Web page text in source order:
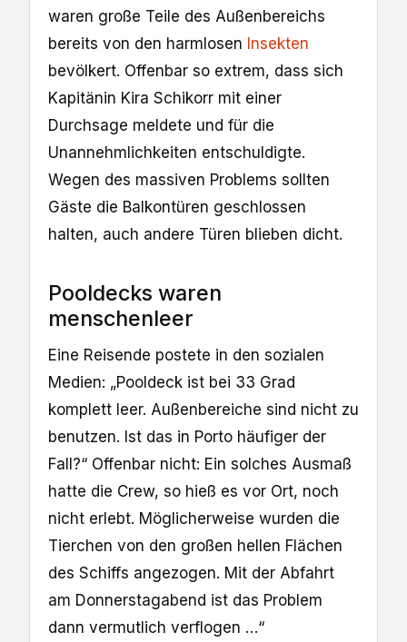
waren große Teile des Außenbereichs
bereits von den harmlosen Insekten
bevölkert. Offenbar so extrem, dass sich
Kapitänin Kira Schikorr mit einer
Durchsage meldete und für die
Unannehmlichkeiten entschuldigte.
Wegen des massiven Problems sollten
Gäste die Balkontüren geschlossen
halten, auch andere Türen blieben dicht.
Pooldecks waren
menschenleer
Eine Reisende postete in den sozialen
Medien: „Pooldeck ist bei 33 Grad
komplett leer. Außenbereiche sind nicht zu
benutzen. Ist das in Porto häufiger der
Fall?“ Offenbar nicht: Ein solches Ausmaß
hatte die Crew, so hieß es vor Ort, noch
nicht erlebt. Möglicherweise wurden die
Tierchen von den großen hellen Flächen
des Schiffs angezogen. Mit der Abfahrt
am Donnerstagabend ist das Problem
dann vermutlich verflogen …“